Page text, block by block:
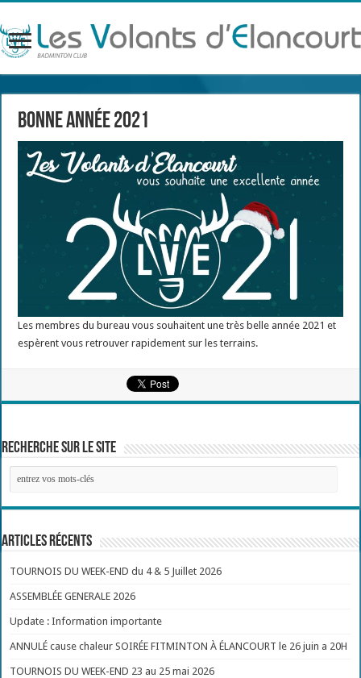
Bonne année 2021
Les membres du bureau vous souhaitent une très belle année 2021 et
espèrent vous retrouver rapidement sur les terrains.
Recherche sur le site
Articles récents
TOURNOIS DU WEEK-END du 4 & 5 Juillet 2026
ASSEMBLÉE GENERALE 2026
Update : Information importante
ANNULÉ cause chaleur SOIRÉE FITMINTON À ÉLANCOURT le 26 juin a 20H
TOURNOIS DU WEEK-END 23 au 25 mai 2026